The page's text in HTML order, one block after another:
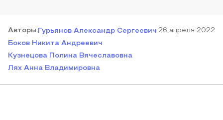
Авторы:Гурьянов Александр Сергеевич
Боков Никита Андреевич
Кузнецова Полина Вячеславовна
Лях Анна Владимировна
26 апреля 2022